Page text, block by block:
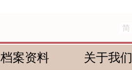
简
档案资料 关于我们